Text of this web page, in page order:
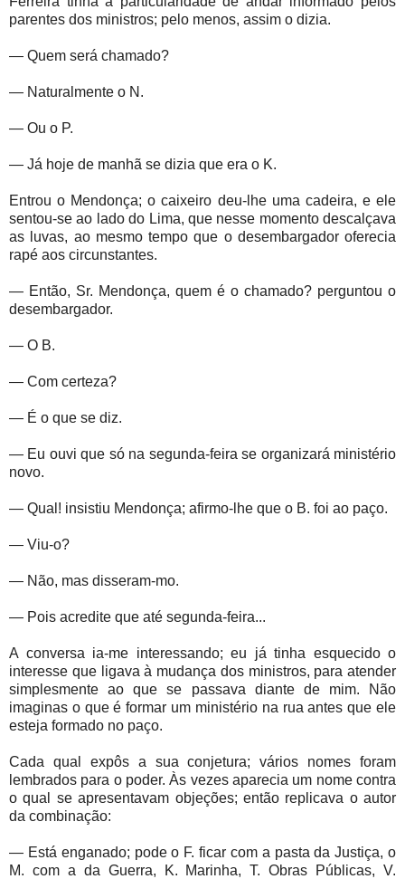
parentes dos ministros; pelo menos, assim o dizia.
— Quem será chamado?
— Naturalmente o N.
— Ou o P.
— Já hoje de manhã se dizia que era o K.
Entrou o Mendonça; o caixeiro deu-lhe uma cadeira, e ele
sentou-se ao lado do Lima, que nesse momento descalçava
as luvas, ao mesmo tempo que o desembargador oferecia
rapé aos circunstantes.
— Então, Sr. Mendonça, quem é o chamado? perguntou o
desembargador.
— O B.
— Com certeza?
— É o que se diz.
— Eu ouvi que só na segunda-feira se organizará ministério
novo.
— Qual! insistiu Mendonça; afirmo-lhe que o B. foi ao paço.
— Viu-o?
— Não, mas disseram-mo.
— Pois acredite que até segunda-feira...
A conversa ia-me interessando; eu já tinha esquecido o
interesse que ligava à mudança dos ministros, para atender
simplesmente ao que se passava diante de mim. Não
imaginas o que é formar um ministério na rua antes que ele
esteja formado no paço.
Cada qual expôs a sua conjetura; vários nomes foram
lembrados para o poder. Às vezes aparecia um nome contra
o qual se apresentavam objeções; então replicava o autor
da combinação:
— Está enganado; pode o F. ficar com a pasta da Justiça, o
M. com a da Guerra, K. Marinha, T. Obras Públicas, V.